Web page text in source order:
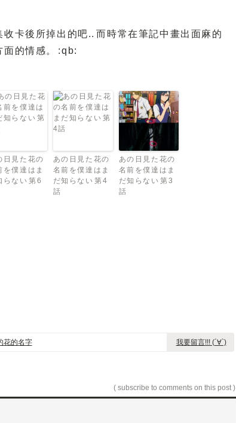
卡後所掉出的吧.. 而時常在筆記中畫出面麻的
面的情感。 :qb:
日見た花の
を僕達はま
らない 第6
あの日見た花の
名前を僕達はま
だ知らない 第4
話
あの日見た花の
名前を僕達はま
だ知らない 第3
話
花的名字 我要留言!!! (´∀`)
( subscribe to comments on this post )